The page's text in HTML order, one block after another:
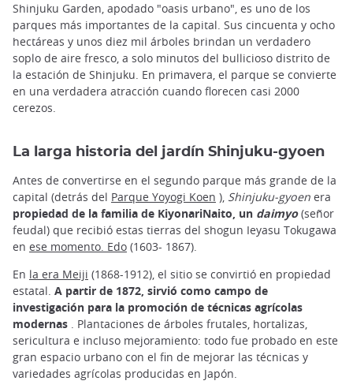
Shinjuku Garden, apodado "oasis urbano", es uno de los
parques más importantes de la capital. Sus cincuenta y ocho
hectáreas y unos diez mil árboles brindan un verdadero
soplo de aire fresco, a solo minutos del bullicioso distrito de
la estación de Shinjuku. En primavera, el parque se convierte
en una verdadera atracción cuando florecen casi 2000
cerezos.
La larga historia del jardín Shinjuku-gyoen
Antes de convertirse en el segundo parque más grande de la
capital (detrás del Parque Yoyogi Koen ), Shinjuku-gyoen era
propiedad de la familia de KiyonariNaito, un daimyo(señor
feudal) que recibió estas tierras del shogun Ieyasu Tokugawa
en ese momento. Edo (1603- 1867).
En la era Meiji (1868-1912), el sitio se convirtió en propiedad
estatal. A partir de 1872, sirvió como campo de
investigación para la promoción de técnicas agrícolas
modernas . Plantaciones de árboles frutales, hortalizas,
sericultura e incluso mejoramiento: todo fue probado en este
gran espacio urbano con el fin de mejorar las técnicas y
variedades agrícolas producidas en Japón.